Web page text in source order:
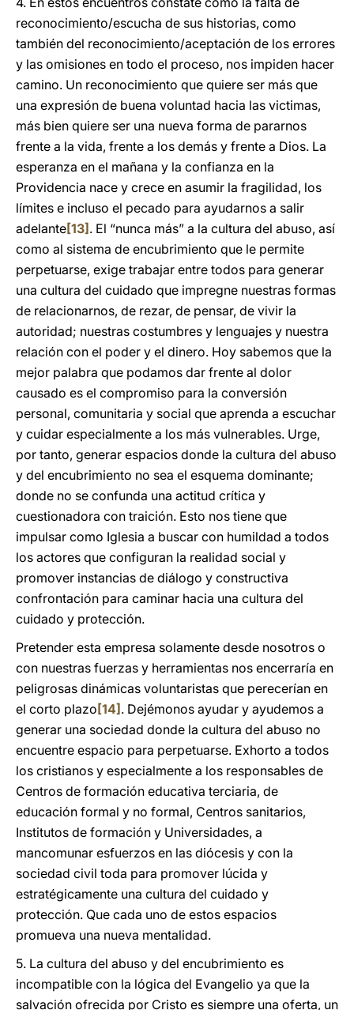
reconocimiento/escucha de sus historias, como
también del reconocimiento/aceptación de los errores
y las omisiones en todo el proceso, nos impiden hacer
camino. Un reconocimiento que quiere ser más que
una expresión de buena voluntad hacia las victimas,
más bien quiere ser una nueva forma de pararnos
frente a la vida, frente a los demás y frente a Dios. La
esperanza en el mañana y la confianza en la
Providencia nace y crece en asumir la fragilidad, los
límites e incluso el pecado para ayudarnos a salir
adelante[13] . El “nunca más” a la cultura del abuso, así
como al sistema de encubrimiento que le permite
perpetuarse, exige trabajar entre todos para generar
una cultura del cuidado que impregne nuestras formas
de relacionarnos, de rezar, de pensar, de vivir la
autoridad; nuestras costumbres y lenguajes y nuestra
relación con el poder y el dinero. Hoy sabemos que la
mejor palabra que podamos dar frente al dolor
causado es el compromiso para la conversión
personal, comunitaria y social que aprenda a escuchar
y cuidar especialmente a los más vulnerables. Urge,
por tanto, generar espacios donde la cultura del abuso
y del encubrimiento no sea el esquema dominante;
donde no se confunda una actitud crítica y
cuestionadora con traición. Esto nos tiene que
impulsar como Iglesia a buscar con humildad a todos
los actores que configuran la realidad social y
promover instancias de diálogo y constructiva
confrontación para caminar hacia una cultura del
cuidado y protección.
Pretender esta empresa solamente desde nosotros o
con nuestras fuerzas y herramientas nos encerraría en
peligrosas dinámicas voluntaristas que perecerían en
el corto plazo [14] . Dejémonos ayudar y ayudemos a
generar una sociedad donde la cultura del abuso no
encuentre espacio para perpetuarse. Exhorto a todos
los cristianos y especialmente a los responsables de
Centros de formación educativa terciaria, de
educación formal y no formal, Centros sanitarios,
Institutos de formación y Universidades, a
mancomunar esfuerzos en las diócesis y con la
sociedad civil toda para promover lúcida y
estratégicamente una cultura del cuidado y
protección. Que cada uno de estos espacios
promueva una nueva mentalidad.
5. La cultura del abuso y del encubrimiento es
incompatible con la lógica del Evangelio ya que la
salvación ofrecida por Cristo es siempre una oferta, un